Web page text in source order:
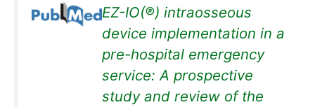
EZ-IO(®) intraosseous
device implementation in a
pre-hospital emergency
service: A prospective
study and review of the